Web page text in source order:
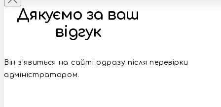
Дякуємо за ваш
відгук
Він з’явиться на сайті одразу після перевірки
адміністратором.